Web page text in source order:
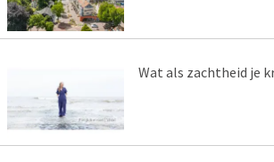
Wat als zachtheid je